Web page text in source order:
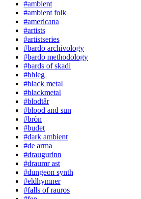
#ambient
#ambient folk
#americana
#artists
#artistseries
#bardo archivology
#bardo methodology
#bards of skadi
#bhleg
#black metal
#blackmetal
#blodtår
#blood and sun
#bròn
#budet
#dark ambient
#de arma
#draugurinn
#draumr ast
#dungeon synth
#eldhymner
#falls of rauros